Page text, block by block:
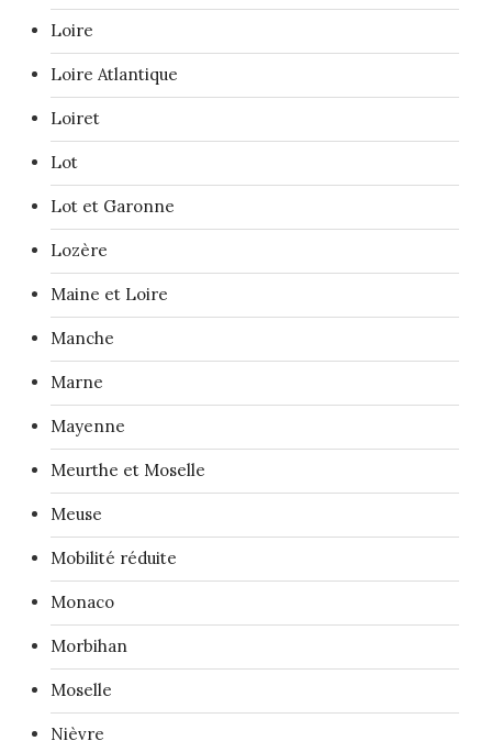
Loire
Loire Atlantique
Loiret
Lot
Lot et Garonne
Lozère
Maine et Loire
Manche
Marne
Mayenne
Meurthe et Moselle
Meuse
Mobilité réduite
Monaco
Morbihan
Moselle
Nièvre